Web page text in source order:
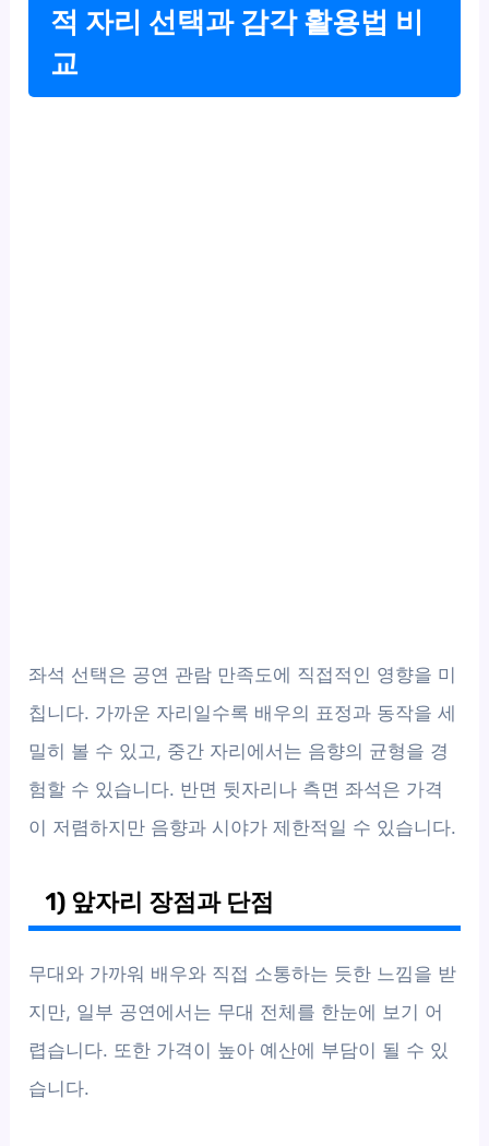
적 자리 선택과 감각 활용법 비
교
좌석 선택은 공연 관람 만족도에 직접적인 영향을 미
칩니다. 가까운 자리일수록 배우의 표정과 동작을 세
밀히 볼 수 있고, 중간 자리에서는 음향의 균형을 경
험할 수 있습니다. 반면 뒷자리나 측면 좌석은 가격
이 저렴하지만 음향과 시야가 제한적일 수 있습니다.
1) 앞자리 장점과 단점
무대와 가까워 배우와 직접 소통하는 듯한 느낌을 받
지만, 일부 공연에서는 무대 전체를 한눈에 보기 어
렵습니다. 또한 가격이 높아 예산에 부담이 될 수 있
습니다.